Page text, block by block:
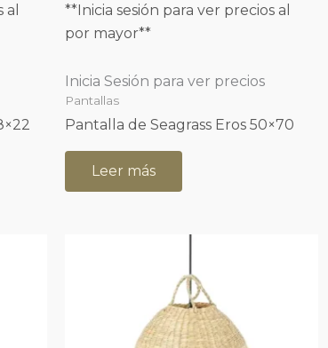
**Inicia sesión para ver precios al
por mayor**
Inicia Sesión para ver precios
Pantallas
Pantalla de Seagrass Eros 50×70
Leer más